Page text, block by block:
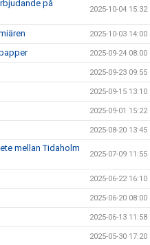
på
2025-10-04 15:32
2025-10-03 14:00
2025-09-24 08:00
2025-09-23 09:55
2025-09-15 13:10
2025-09-01 15:22
2025-08-20 13:45
mellan Tidaholm
2025-07-09 11:55
2025-06-22 16:10
2025-06-20 08:00
2025-06-13 11:58
2025-05-30 17:20